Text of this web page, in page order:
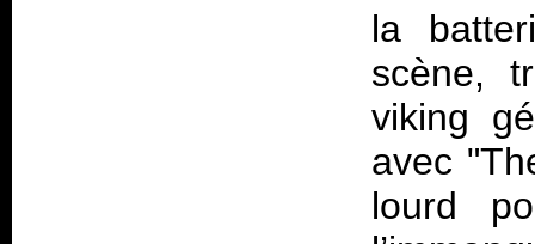
la
scène,
viking
avec
lourd